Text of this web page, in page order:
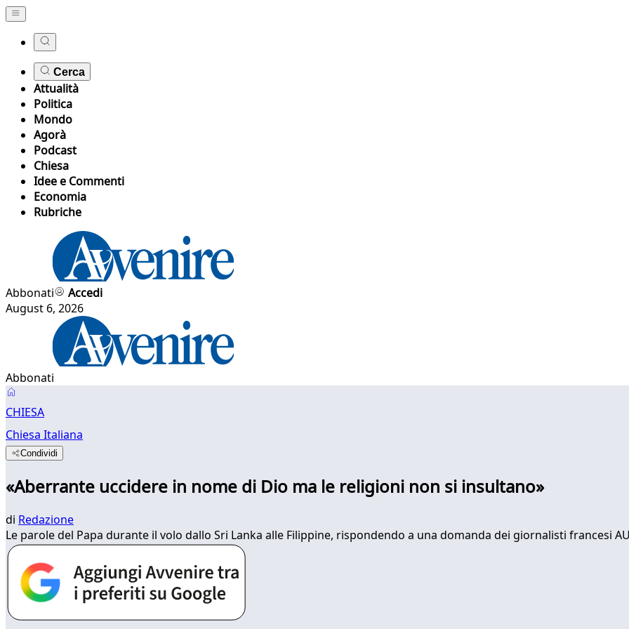
Cerca
Attualità
Politica
Mondo
Agorà
Podcast
Chiesa
Idee e Commenti
Economia
Rubriche
Abbonati
Accedi
August 6, 2026
Abbonati
CHIESA
Chiesa Italiana
Condividi
«Aberrante uccidere in nome di Dio ma le religioni non si insultano»
di Redazione
​Le parole del Papa durante il volo dallo Sri Lanka alle Filippine, rispondendo a una domanda dei giornalisti francesi